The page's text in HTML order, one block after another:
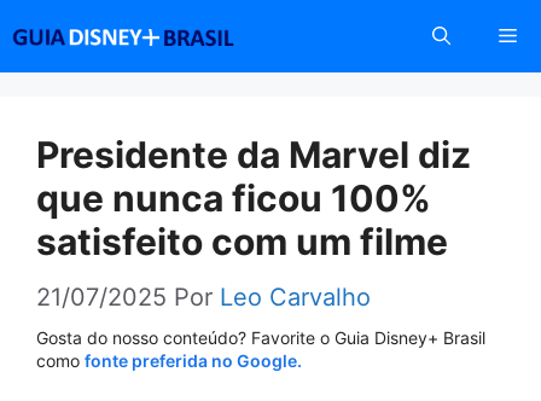
conteúdo
Presidente da Marvel diz
que nunca ficou 100%
satisfeito com um filme
21/07/2025 Por Leo Carvalho
Gosta do nosso conteúdo? Favorite o Guia Disney+ Brasil
como fonte preferida no Google.